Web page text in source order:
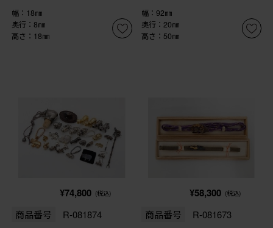
幅：18㎜
奥行：8㎜
高さ：18㎜
幅：92㎜
奥行：20㎜
高さ：50㎜
¥74,800 (税込)
商品番号 R-081874
¥58,300 (税込)
商品番号 R-081673